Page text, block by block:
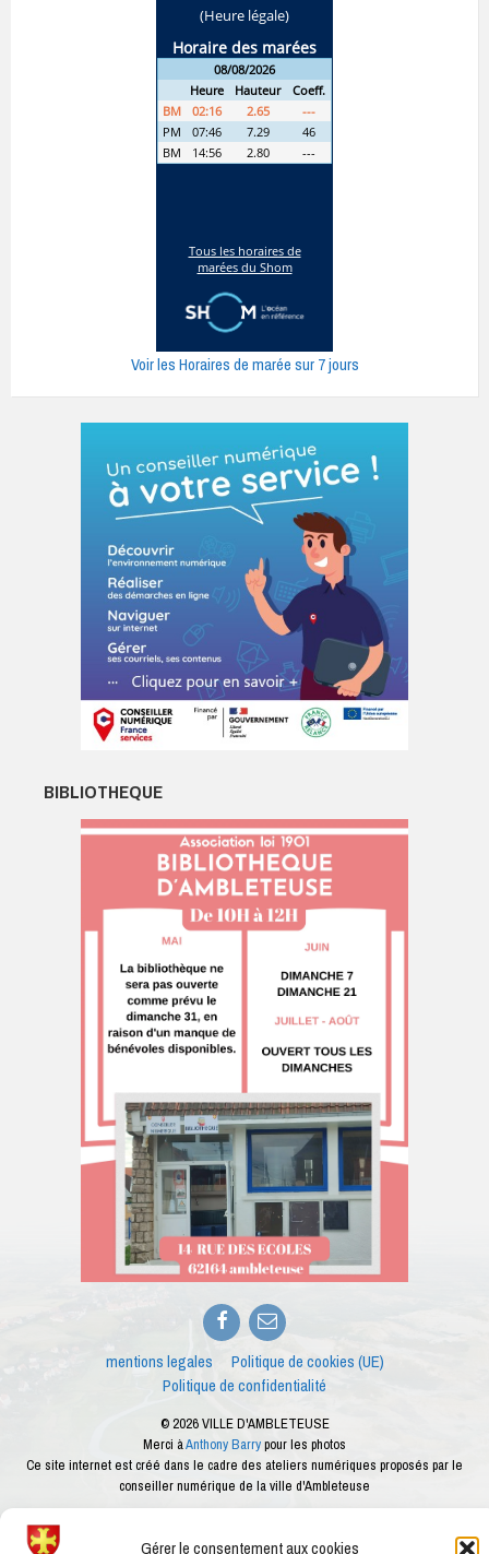
Gérer le consentement aux cookies
Voir les Horaires de marée sur 7 jours
BIBLIOTHEQUE
Facebook
E-
mail
mentions legales
Politique de cookies (UE)
Politique de confidentialité
© 2026 VILLE D'AMBLETEUSE
Merci àAnthony Barrypour les photos
Ce site internet est créé dans le cadre des ateliers numériques proposés par le
conseiller numérique de la ville d'Ambleteuse